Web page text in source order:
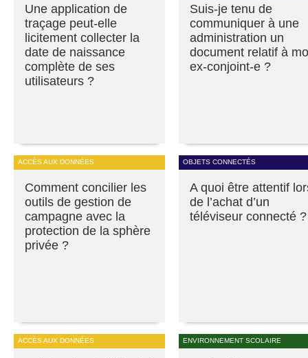
Une application de
traçage peut-elle
licitement collecter la
date de naissance
complète de ses
utilisateurs ?
Suis-je tenu de
communiquer à une
administration un
document relatif à
ex-conjoint-e ?
ACCÈS AUX DONNÉES
Comment concilier les
outils de gestion de
campagne avec la
protection de la sphère
privée ?
OBJETS CONNECTÉS
A quoi être attentif
de l’achat d’un
téléviseur connecté ?
ACCÈS AUX DONNÉES ENVIRONNEMENT SCOLAIRE